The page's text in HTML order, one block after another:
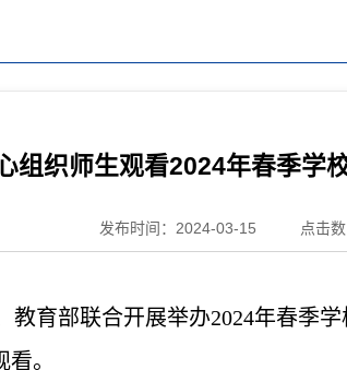
组织师生观看2024年春季学
发布时间：2024-03-15 点击
教育部联合开展举办2024年春季
。